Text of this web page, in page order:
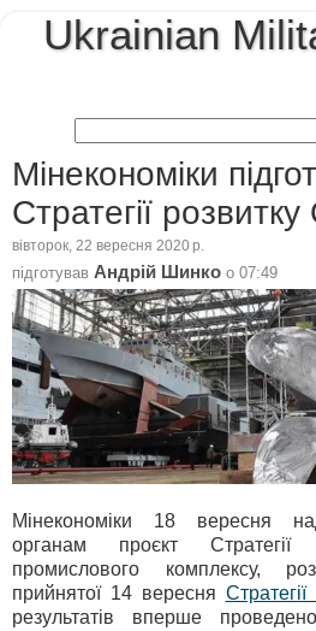
Ukrainian
Мінекономіки
Стратегії
вівторок, 22 вересня 2020 р.
підготував Андрій Шинко о 07:49
Мінекономіки 18 вересня
органам проєкт Стратегії
промислового комплексу,
прийнятої 14 вересня
результатів вперше